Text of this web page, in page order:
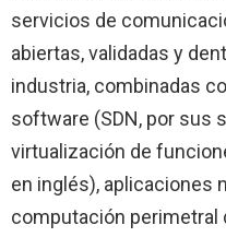
servicios de
abiertas, validadas y
industria, combinadas
software (SDN, por sus
virtualización de
en inglés), aplicaciones
computación perimetral